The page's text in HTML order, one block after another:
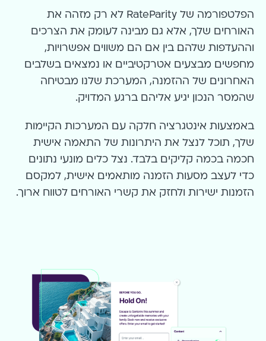
הפלטפורמה של RateParity לא רק מזהה את
האורחים שלך, אלא גם מבינה לעומק את הצרכים
וההעדפות שלהם. בין אם הם משווים אפשרויות,
מחפשים מבצעים אטרקטיביים או נמצאים בשלבים
האחרונים של ההזמנה, המערכת שלנו מבטיחה
שהמסר הנכון יגיע אליהם ברגע המדויק.
באמצעות אינטגרציה חלקה עם המערכות הקיימות
שלך, תוכל לנצל את היתרונות של התאמה אישית
חכמה בכמה קליקים בלבד. נצל כלים מונעי נתונים
כדי לעצב מסעות הזמנה מותאמים אישית, למקסם
הזמנות ישירות ולחזק את קשרי האורחים לטווח ארוך.